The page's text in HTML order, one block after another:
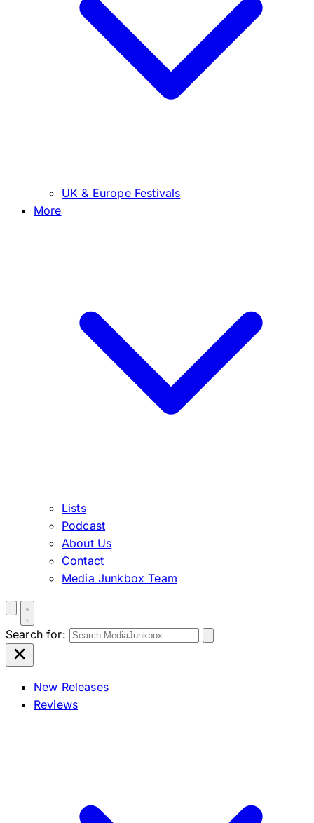
UK & Europe Festivals
More
Lists
Podcast
About Us
Contact
Media Junkbox Team
Search for:
New Releases
Reviews